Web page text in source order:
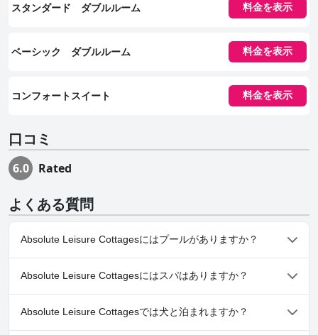
スタンダード ダブルルーム 料金を表示
ベーシック ダブルルーム 料金を表示
コンフォートスイート 料金を表示
口コミ
6.0 Rated
よくある質問
Absolute Leisure Cottagesにはプールがありますか？
いいえ、Absolute Leisure Cottagesにはプールがありません。
Absolute Leisure Cottagesにはスパはありますか？
いいえ、Absolute Leisure Cottagesではスパはご利用いただけま
せん。
Absolute Leisure Cottagesでは犬と泊まれますか？